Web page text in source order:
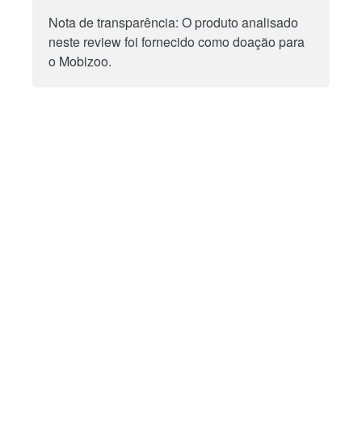
Nota de transparência: O produto analisado
neste review foi fornecido como doação para
o Mobizoo.